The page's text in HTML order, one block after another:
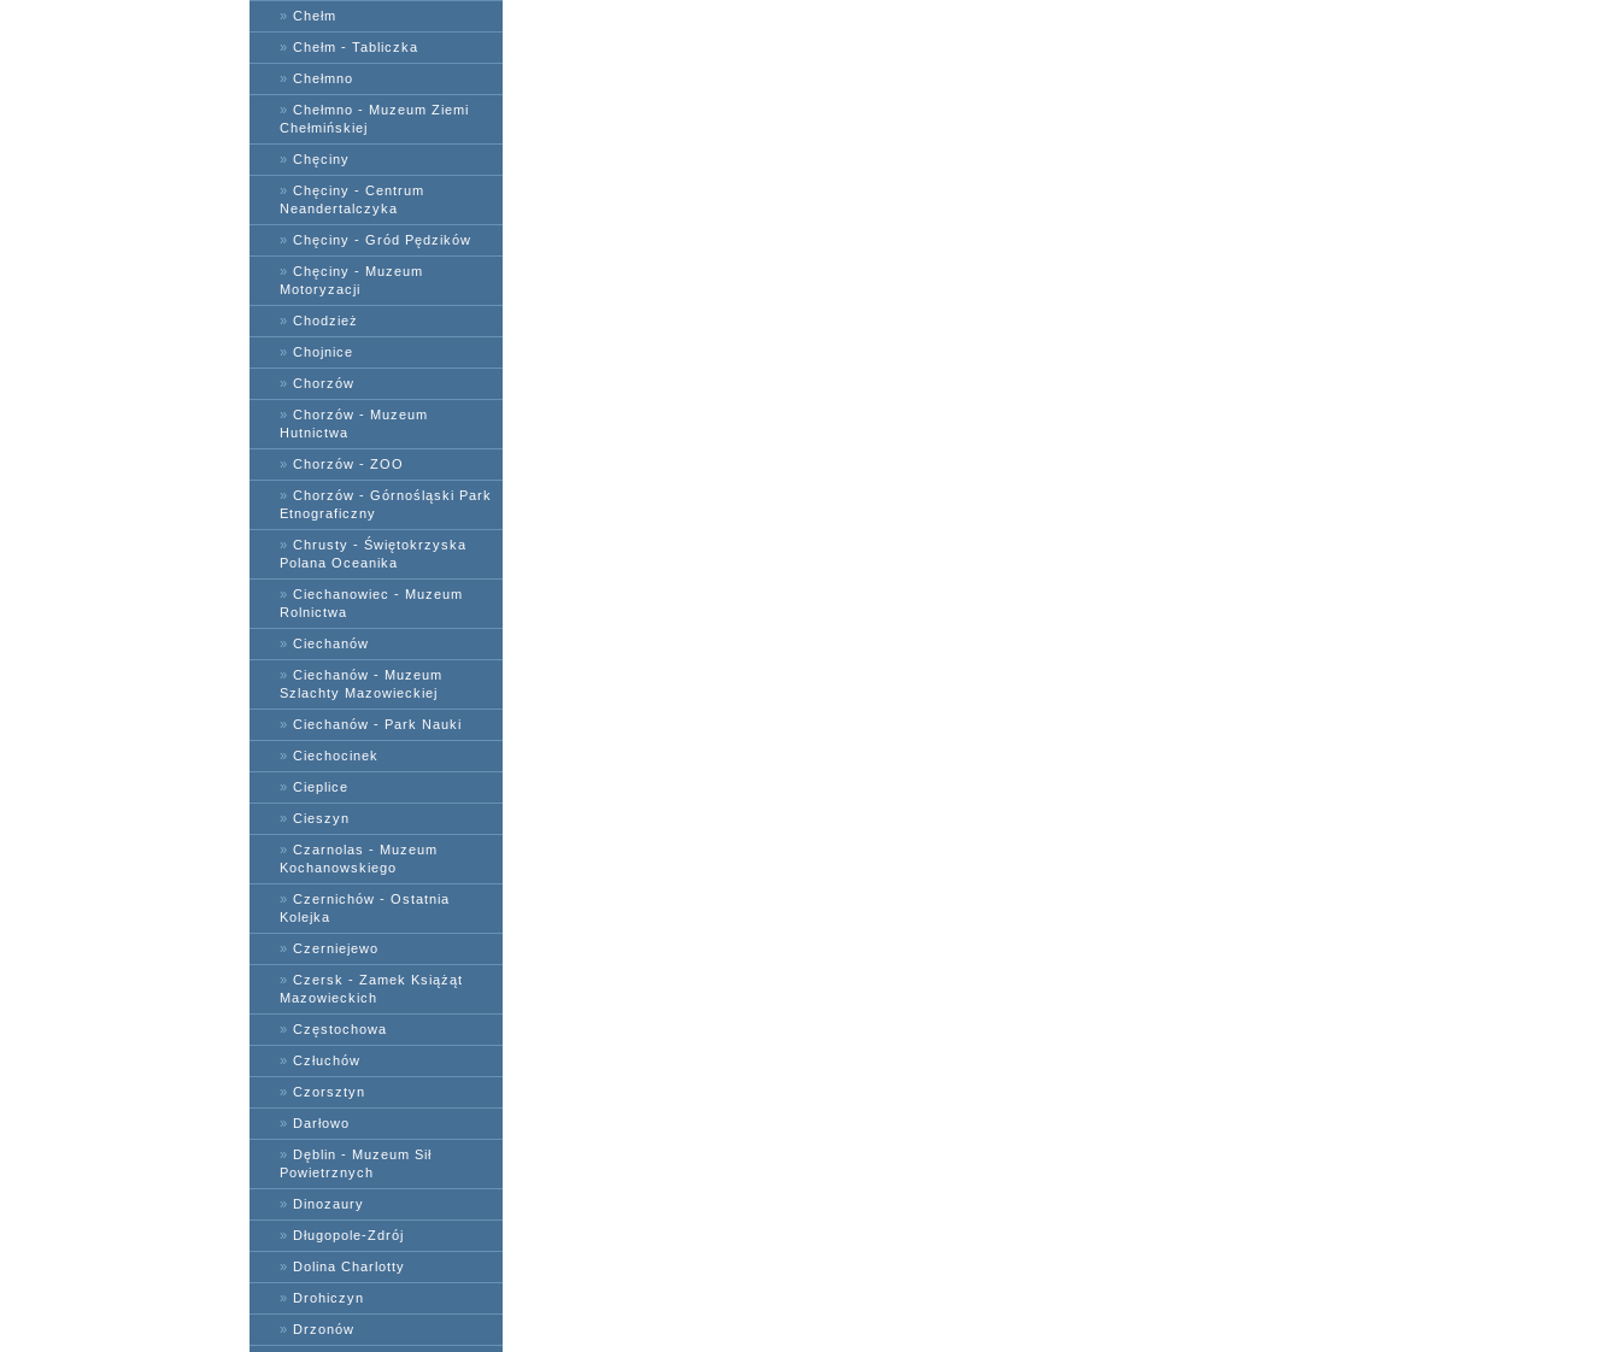
» Chełm
» Chełm - Tabliczka
» Chełmno
» Chełmno - Muzeum Ziemi
Chełmińskiej
» Chęciny
» Chęciny - Centrum
Neandertalczyka
» Chęciny - Gród Pędzików
» Chęciny - Muzeum
Motoryzacji
» Chodzież
» Chojnice
» Chorzów
» Chorzów - Muzeum
Hutnictwa
» Chorzów - ZOO
» Chorzów - Górnośląski Park
Etnograficzny
» Chrusty - Świętokrzyska
Polana Oceanika
» Ciechanowiec - Muzeum
Rolnictwa
» Ciechanów
» Ciechanów - Muzeum
Szlachty Mazowieckiej
» Ciechanów - Park Nauki
» Ciechocinek
» Cieplice
» Cieszyn
» Czarnolas - Muzeum
Kochanowskiego
» Czernichów - Ostatnia
Kolejka
» Czerniejewo
» Czersk - Zamek Książąt
Mazowieckich
» Częstochowa
» Człuchów
» Czorsztyn
» Darłowo
» Dęblin - Muzeum Sił
Powietrznych
» Dinozaury
» Długopole-Zdrój
» Dolina Charlotty
» Drohiczyn
» Drzonów